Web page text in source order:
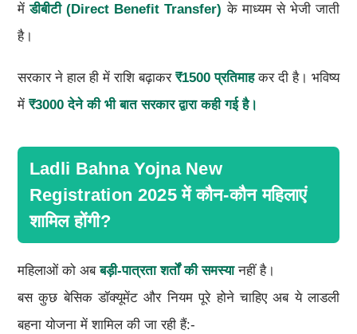
मेंडीबीटी (Direct Benefit Transfer) के माध्यम से भेजी जाती
है।
सरकार ने हाल ही में राशि बढ़ाकर₹1500 प्रतिमाहकर दी है। भविष्य
में ₹3000 देने की भी बात सरकार द्वारा कही गई है।
Ladli Bahna Yojna New
Registration 2025 में कौन-कौन महिलाएं
शामिल होंगी?
महिलाओं को अबबड़ी-पात्रता शर्तों की समस्यानहीं है।
बस कुछ बेसिक डॉक्यूमेंट और नियम पूरे होने चाहिए अब ये लाडली
बहना योजना में शामिल की जा रही हैं:-